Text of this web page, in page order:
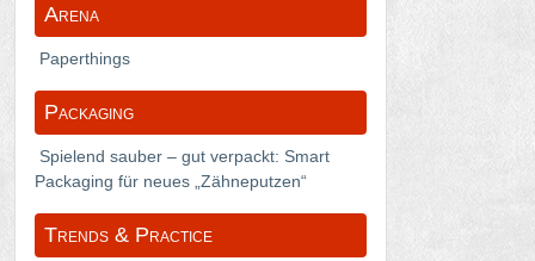
Arena
Paperthings
Packaging
Spielend sauber – gut verpackt: Smart
Packaging für neues „Zähneputzen“
Trends & Practice